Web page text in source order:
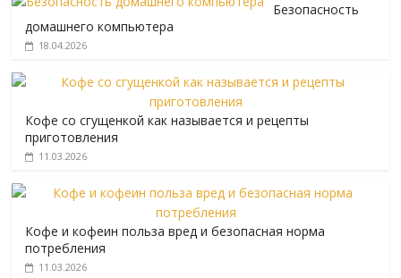
Безопасность
домашнего компьютера
18.04.2026
Кофе со сгущенкой как называется и рецепты
приготовления
11.03.2026
Кофе и кофеин польза вред и безопасная норма
потребления
11.03.2026